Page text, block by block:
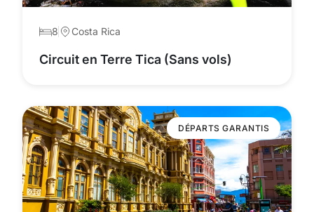
8 Costa Rica
Circuit en Terre Tica (Sans vols)
DÉPARTS GARANTIS